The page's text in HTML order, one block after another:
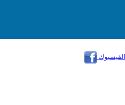
الفيسبوك